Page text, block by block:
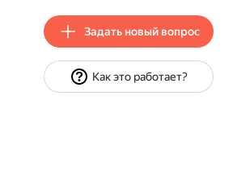
Задать новый вопрос
Как это работает?